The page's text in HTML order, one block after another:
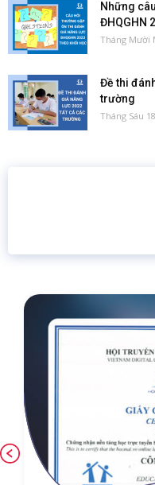
Những
ĐHQGHN
Tháng Mười
Đề thi
trường
Tháng Sáu